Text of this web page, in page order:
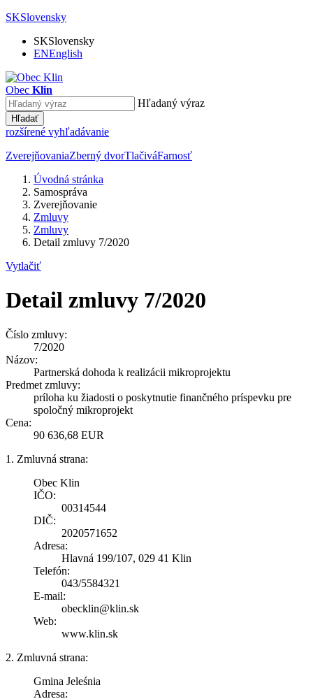
SKSlovensky
SKSlovensky
ENEnglish
Obec Klin
Hľadaný výraz
Hľadať
rozšírené vyhľadávanie
ZverejňovaniaZberný dvorTlačiváFarnosť
Úvodná stránka
Samospráva
Zverejňovanie
Zmluvy
Zmluvy
Detail zmluvy 7/2020
Vytlačiť
Detail zmluvy 7/2020
Číslo zmluvy:
7/2020
Názov:
Partnerská dohoda k realizácii mikroprojektu
Predmet zmluvy:
príloha ku žiadosti o poskytnutie finančného príspevku pre
spoločný mikroprojekt
Cena:
90 636,68 EUR
1. Zmluvná strana:
Obec Klin
IČO:
00314544
DIČ:
2020571652
Adresa:
Hlavná 199/107, 029 41 Klin
Telefón:
043/5584321
E-mail:
obecklin@klin.sk
Web:
www.klin.sk
2. Zmluvná strana:
Gmina Jeleśnia
Adresa: